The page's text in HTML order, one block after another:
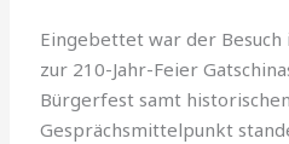
Eingebettet war der
zur 210-Jahr-Feier
Bürgerfest samt
Gesprächsmittelpunkt